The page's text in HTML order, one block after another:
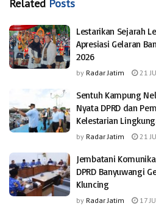
Related Posts
Lestarikan Sejarah
Apresiasi Gelaran
2026
by Radar Jatim 21
Sentuh Kampung
Nyata DPRD dan
Kelestarian
by Radar Jatim 21
Jembatani
DPRD Banyuwangi
Kluncing
by Radar Jatim 17